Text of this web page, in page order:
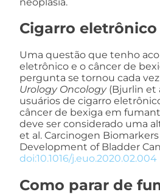
Cigarro
Uma questão que tenho
eletrônico e o câncer de
pergunta se tornou cada
Urology Oncology(Bjurlin et
usuários de cigarro
câncer de bexiga em
deve ser considerado uma
et al. Carcinogen
Development of Bladder
doi:10.1016/j.euo.2020.02.004
Como parar de